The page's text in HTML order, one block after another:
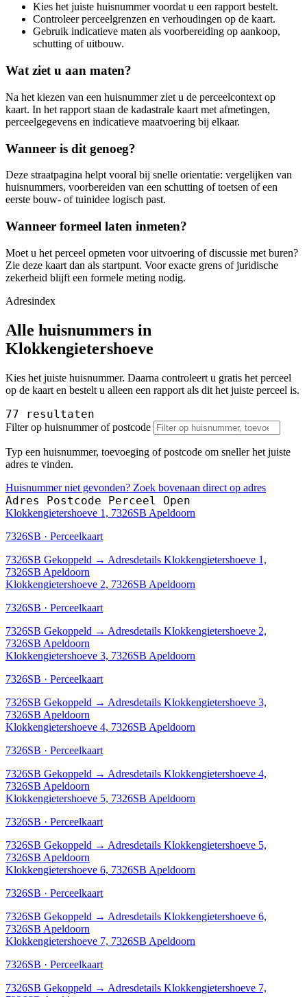
Kies het juiste huisnummer voordat u een rapport bestelt.
Controleer perceelgrenzen en verhoudingen op de kaart.
Gebruik indicatieve maten als voorbereiding op aankoop,
schutting of uitbouw.
Wat ziet u aan maten?
Na het kiezen van een huisnummer ziet u de perceelcontext op
kaart. In het rapport staan de kadastrale kaart met afmetingen,
perceelgegevens en indicatieve maatvoering bij elkaar.
Wanneer is dit genoeg?
Deze straatpagina helpt vooral bij snelle orientatie: vergelijken van
huisnummers, voorbereiden van een schutting of toetsen of een
eerste bouw- of tuinidee logisch past.
Wanneer formeel laten inmeten?
Moet u het perceel opmeten voor uitvoering of discussie met buren?
Zie deze kaart dan als startpunt. Voor exacte grens of juridische
zekerheid blijft een formele meting nodig.
Adresindex
Alle huisnummers in
Klokkengietershoeve
Kies het juiste huisnummer. Daarna controleert u gratis het perceel
op de kaart en bestelt u alleen een rapport als dit het juiste perceel is.
77 resultaten
Filter op huisnummer of postcode
Typ een huisnummer, toevoeging of postcode om sneller het juiste
adres te vinden.
Huisnummer niet gevonden? Zoek bovenaan direct op adres
Adres Postcode Perceel Open
Klokkengietershoeve 1, 7326SB Apeldoorn
7326SB · Perceelkaart
7326SB Gekoppeld → Adresdetails Klokkengietershoeve 1,
7326SB Apeldoorn
Klokkengietershoeve 2, 7326SB Apeldoorn
7326SB · Perceelkaart
7326SB Gekoppeld → Adresdetails Klokkengietershoeve 2,
7326SB Apeldoorn
Klokkengietershoeve 3, 7326SB Apeldoorn
7326SB · Perceelkaart
7326SB Gekoppeld → Adresdetails Klokkengietershoeve 3,
7326SB Apeldoorn
Klokkengietershoeve 4, 7326SB Apeldoorn
7326SB · Perceelkaart
7326SB Gekoppeld → Adresdetails Klokkengietershoeve 4,
7326SB Apeldoorn
Klokkengietershoeve 5, 7326SB Apeldoorn
7326SB · Perceelkaart
7326SB Gekoppeld → Adresdetails Klokkengietershoeve 5,
7326SB Apeldoorn
Klokkengietershoeve 6, 7326SB Apeldoorn
7326SB · Perceelkaart
7326SB Gekoppeld → Adresdetails Klokkengietershoeve 6,
7326SB Apeldoorn
Klokkengietershoeve 7, 7326SB Apeldoorn
7326SB · Perceelkaart
7326SB Gekoppeld → Adresdetails Klokkengietershoeve 7,